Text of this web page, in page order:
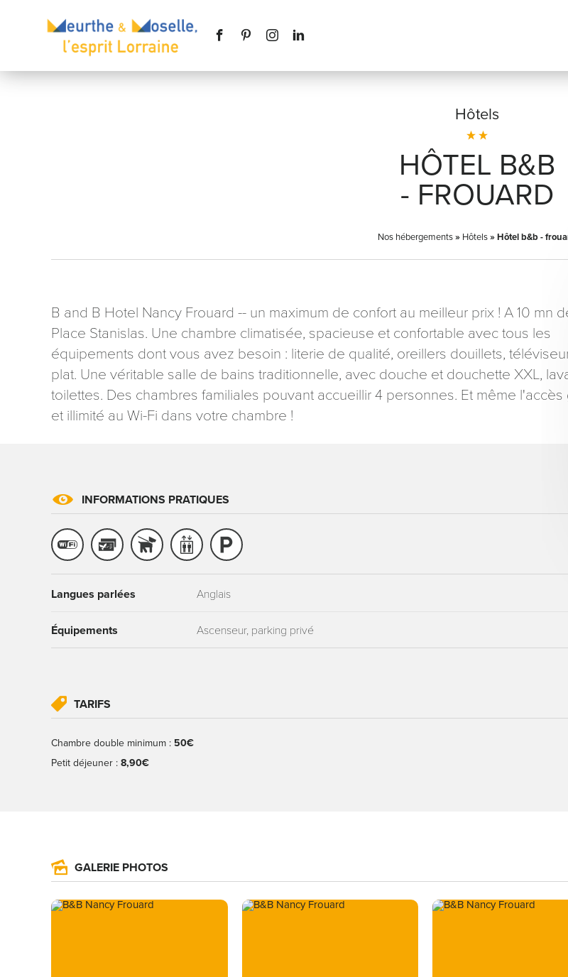
Hôtels
HÔTEL B&B
- FROUARD
Nos hébergements» Hôtels»Hôtel b&b -
B and B Hotel Nancy Frouard -- un maximum de confort au meilleur prix ! A 10 mn
Place Stanislas. Une chambre climatisée, spacieuse et confortable avec tous les
équipements dont vous avez besoin : literie de qualité, oreillers douillets,
plat. Une véritable salle de bains traditionnelle, avec douche et douchette XXL,
toilettes. Des chambres familiales pouvant accueillir 4 personnes. Et même l'accès
et illimité au Wi-Fi dans votre chambre !
INFORMATIONS PRATIQUES
Langues parlées Anglais
Équipements Ascenseur, parking privé
TARIFS
Chambre double minimum : 50€
Petit déjeuner : 8,90€
GALERIE PHOTOS
Prénom*
Adresse email*
Message*
Les informations recueillies à partir de ce formulaire sont nécessaires au
concernant, que vous pouvez exercer en adressant une demande par
reCAPTCHA